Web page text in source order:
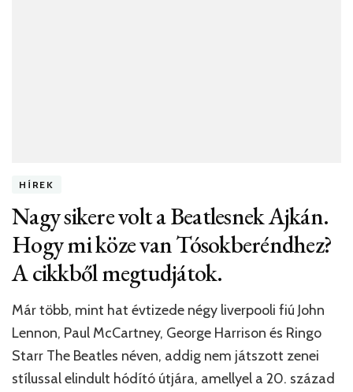
HÍREK
Nagy sikere volt a Beatlesnek Ajkán.
Hogy mi köze van Tósokberéndhez?
A cikkből megtudjátok.
Már több, mint hat évtizede négy liverpooli fiú John
Lennon, Paul McCartney, George Harrison és Ringo
Starr The Beatles néven, addig nem játszott zenei
stílussal elindult hódító útjára, amellyel a 20. század